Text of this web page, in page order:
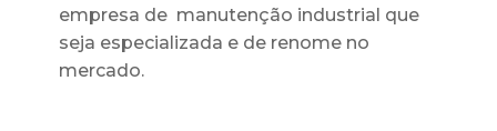
empresa de manutenção industrial que
seja especializada e de renome no
mercado.